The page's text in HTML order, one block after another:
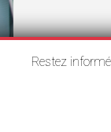
Restez